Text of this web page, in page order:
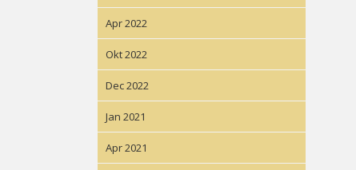
Apr 2022
Okt 2022
Dec 2022
Jan 2021
Apr 2021